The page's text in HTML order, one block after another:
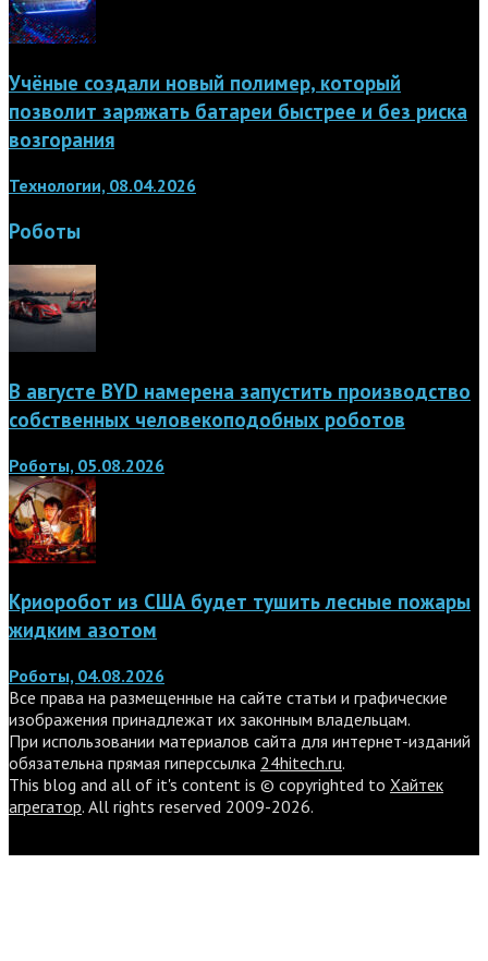
Учёные создали новый полимер, который
позволит заряжать батареи быстрее и без риска
возгорания
Технологии, 08.04.2026
Роботы
В августе BYD намерена запустить производство
собственных человекоподобных роботов
Роботы, 05.08.2026
Криоробот из США будет тушить лесные пожары
жидким азотом
Роботы, 04.08.2026
Все права на размещенные на сайте статьи и графические
изображения принадлежат их законным владельцам.
При использовании материалов сайта для интернет-изданий
обязательна прямая гиперссылка 24hitech.ru.
This blog and all of it's content is © copyrighted to Хайтек
агрегатор. All rights reserved 2009-2026.